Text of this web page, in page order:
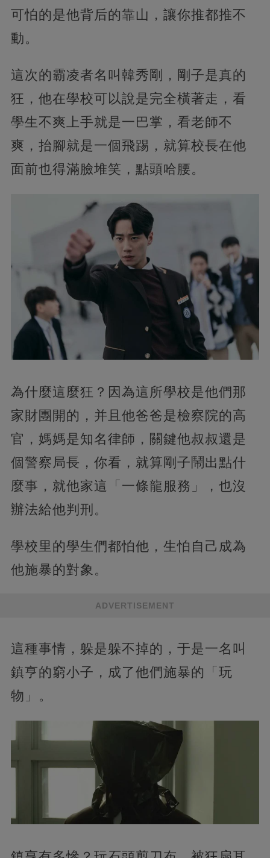
可怕的是他背后的靠山，讓你推都推不
動。
這次的霸凌者名叫韓秀剛，剛子是真的
狂，他在學校可以說是完全橫著走，看
學生不爽上手就是一巴掌，看老師不
爽，抬腳就是一個飛踢，就算校長在他
面前也得滿臉堆笑，點頭哈腰。
為什麼這麼狂？因為這所學校是他們那
家財團開的，并且他爸爸是檢察院的高
官，媽媽是知名律師，關鍵他叔叔還是
個警察局長，你看，就算剛子鬧出點什
麼事，就他家這「一條龍服務」，也沒
辦法給他判刑。
學校里的學生們都怕他，生怕自己成為
他施暴的對象。
ADVERTISEMENT
這種事情，躲是躲不掉的，于是一名叫
鎮亨的窮小子，成了他們施暴的「玩
物」。